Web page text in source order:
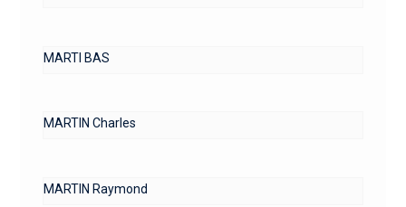
MARTI BAS
MARTIN Charles
MARTIN Raymond